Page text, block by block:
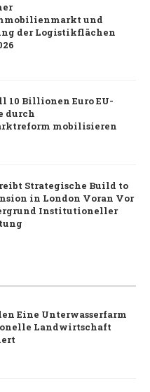
und
der Logistikflächen
10 Billionen Euro EU-
durch
mobilisieren
Strategische Build to
in London Voran Vor
Institutioneller
Eine Unterwasserfarm
Landwirtschaft